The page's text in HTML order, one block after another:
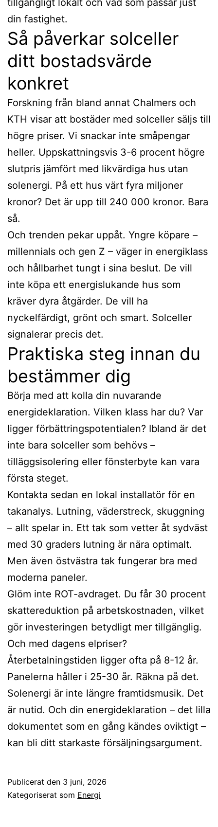
din fastighet.
Så påverkar solceller
ditt bostadsvärde
konkret
Forskning från bland annat Chalmers och
KTH visar att bostäder med solceller säljs till
högre priser. Vi snackar inte småpengar
heller. Uppskattningsvis 3-6 procent högre
slutpris jämfört med likvärdiga hus utan
solenergi. På ett hus värt fyra miljoner
kronor? Det är upp till 240 000 kronor. Bara
så.
Och trenden pekar uppåt. Yngre köpare –
millennials och gen Z – väger in energiklass
och hållbarhet tungt i sina beslut. De vill
inte köpa ett energislukande hus som
kräver dyra åtgärder. De vill ha
nyckelfärdigt, grönt och smart. Solceller
signalerar precis det.
Praktiska steg innan du
bestämmer dig
Börja med att kolla din nuvarande
energideklaration. Vilken klass har du? Var
ligger förbättringspotentialen? Ibland är det
inte bara solceller som behövs –
tilläggsisolering eller fönsterbyte kan vara
första steget.
Kontakta sedan en lokal installatör för en
takanalys. Lutning, väderstreck, skuggning
– allt spelar in. Ett tak som vetter åt sydväst
med 30 graders lutning är nära optimalt.
Men även östvästra tak fungerar bra med
moderna paneler.
Glöm inte ROT-avdraget. Du får 30 procent
skattereduktion på arbetskostnaden, vilket
gör investeringen betydligt mer tillgänglig.
Och med dagens elpriser?
Återbetalningstiden ligger ofta på 8-12 år.
Panelerna håller i 25-30 år. Räkna på det.
Solenergi är inte längre framtidsmusik. Det
är nutid. Och din energideklaration – det lilla
dokumentet som en gång kändes oviktigt –
kan bli ditt starkaste försäljningsargument.
Publicerat den 3 juni, 2026
Kategoriserat som Energi